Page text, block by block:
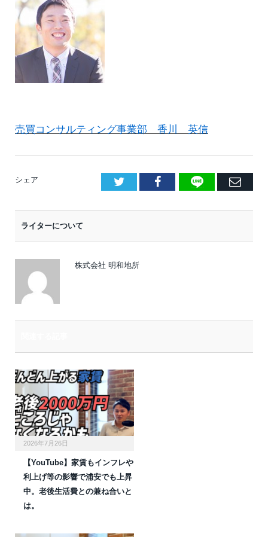
売買コンサルティング事業部 香川 英信
シェア Facebook
LINE
E
ライターについて
株式会社 明和地所
2026年7月26日
【YouTube】家賃もインフレや
利上げ等の影響で浦安でも上昇
中。老後生活費との兼ね合いと
は。